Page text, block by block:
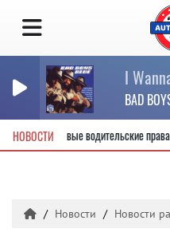
I
BAD
НОВОСТИ
Получить новые водительские
Новости Новости